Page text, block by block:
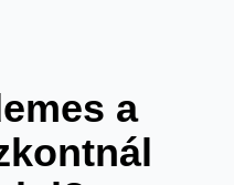
a